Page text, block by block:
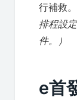
行補救。
排程設
件。）
e首